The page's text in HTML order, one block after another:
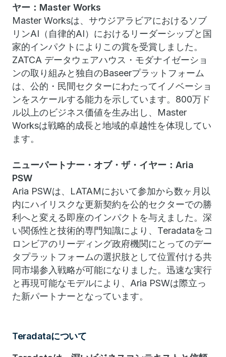
ヤー：Master Works
Master Worksは、サウジアラビアにおけるソブ
リンAI（自律的AI）におけるリーダーシップと国
家的インパクトによりこの賞を受賞しました。
ZATCA データウェアハウス・モダナイゼーショ
ンの取り組みと独自のBaseerプラットフォーム
は、公的・民間セクターにわたってイノベーショ
ンをスケールする能力を示しています。800万ド
ル以上のビジネス価値を生み出し、Master
Worksは戦略的成長と地域的卓越性を体現してい
ます。
ニューパートナー・オブ・ザ・イヤー：Aria
PSW
Aria PSWは、LATAMにおいて参加から数ヶ月以
内にハイリスクな更新契約を公的セクターでの勝
利へと変える即座のインパクトを与えました。深
い関係性と技術的専門知識により、Teradataをコ
ロンビアのリーディング政府機関にとってのデー
タプラットフォームの選択肢として位置付ける共
同市場参入戦略が可能になりました。迅速な実行
と再現可能なモデルにより、Aria PSWは際立っ
た新パートナーとなっています。
Teradataについて